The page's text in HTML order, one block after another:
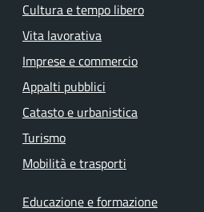
Cultura e tempo libero
Vita lavorativa
Imprese e commercio
Appalti pubblici
Catasto e urbanistica
Turismo
Mobilità e trasporti
Educazione e formazione